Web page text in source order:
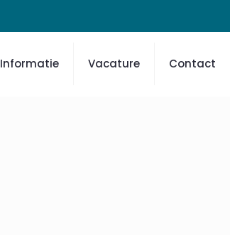
Informatie Vacature Contact